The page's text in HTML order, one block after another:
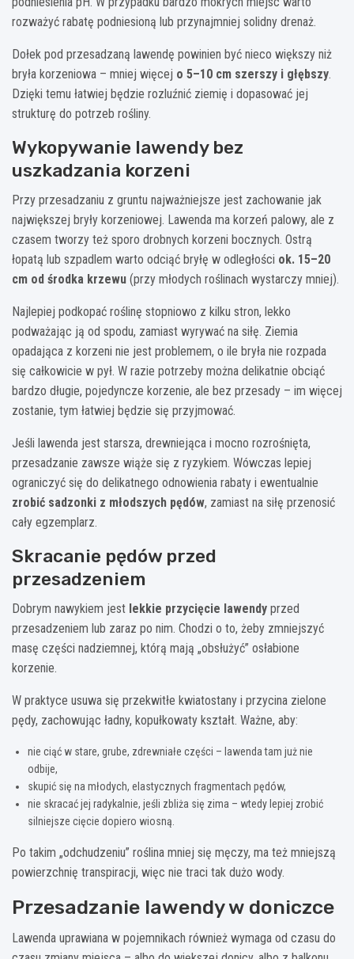
rozważyć rabatę podniesioną lub przynajmniej solidny drenaż.
Dołek pod przesadzaną lawendę powinien być nieco większy niż
bryła korzeniowa – mniej więcej o 5–10 cm szerszy i głębszy.
Dzięki temu łatwiej będzie rozluźnić ziemię i dopasować jej
strukturę do potrzeb rośliny.
Wykopywanie lawendy bez
uszkadzania korzeni
Przy przesadzaniu z gruntu najważniejsze jest zachowanie jak
największej bryły korzeniowej. Lawenda ma korzeń palowy, ale z
czasem tworzy też sporo drobnych korzeni bocznych. Ostrą
łopatą lub szpadlem warto odciąć bryłę w odległości ok. 15–20
cm od środka krzewu (przy młodych roślinach wystarczy mniej).
Najlepiej podkopać roślinę stopniowo z kilku stron, lekko
podważając ją od spodu, zamiast wyrywać na siłę. Ziemia
opadająca z korzeni nie jest problemem, o ile bryła nie rozpada
się całkowicie w pył. W razie potrzeby można delikatnie obciąć
bardzo długie, pojedyncze korzenie, ale bez przesady – im więcej
zostanie, tym łatwiej będzie się przyjmować.
Jeśli lawenda jest starsza, drewniejąca i mocno rozrośnięta,
przesadzanie zawsze wiąże się z ryzykiem. Wówczas lepiej
ograniczyć się do delikatnego odnowienia rabaty i ewentualnie
zrobić sadzonki z młodszych pędów, zamiast na siłę przenosić
cały egzemplarz.
Skracanie pędów przed
przesadzeniem
Dobrym nawykiem jest lekkie przycięcie lawendy przed
przesadzeniem lub zaraz po nim. Chodzi o to, żeby zmniejszyć
masę części nadziemnej, którą mają „obsłużyć” osłabione
korzenie.
W praktyce usuwa się przekwitłe kwiatostany i przycina zielone
pędy, zachowując ładny, kopułkowaty kształt. Ważne, aby:
nie ciąć w stare, grube, zdrewniałe części – lawenda tam już nie
odbije,
skupić się na młodych, elastycznych fragmentach pędów,
nie skracać jej radykalnie, jeśli zbliża się zima – wtedy lepiej zrobić
silniejsze cięcie dopiero wiosną.
Po takim „odchudzeniu” roślina mniej się męczy, ma też mniejszą
powierzchnię transpiracji, więc nie traci tak dużo wody.
Przesadzanie lawendy w doniczce
Lawenda uprawiana w pojemnikach również wymaga od czasu do